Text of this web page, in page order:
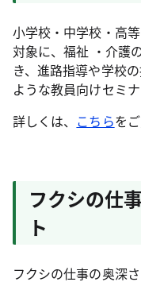
小学校・中学校・高
対象に、福祉 ・介護
き、進路指導や学校
ような教員向けセミ
詳しくは、 こちらを
フクシの仕
ト
フクシの仕事の奥深